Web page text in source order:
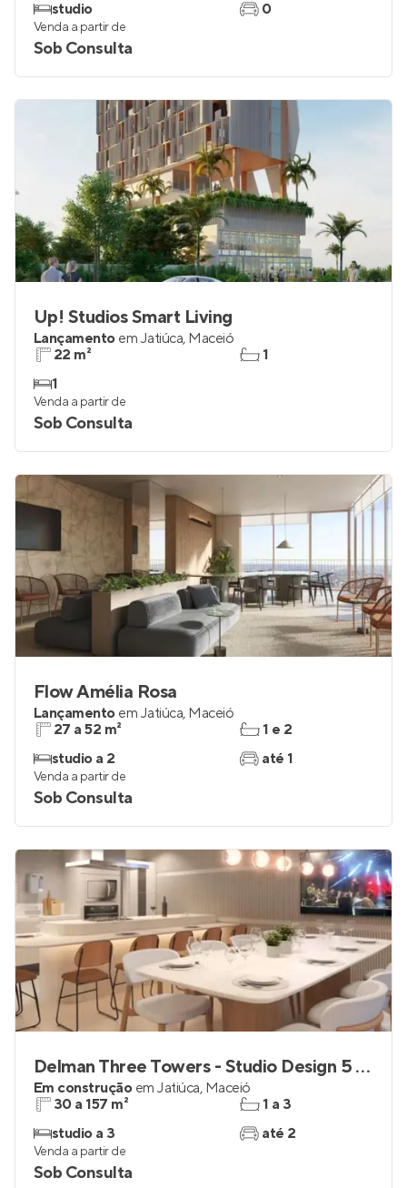
studio 0
Venda a partir de
Sob Consulta
Up! Studios Smart Living
Lançamento em Jatiúca, Maceió
22 m²
1
1
Venda a partir de
Sob Consulta
Flow Amélia Rosa
Lançamento em Jatiúca, Maceió
27 a 52 m²
studio a 2
1 e 2
até 1
Venda a partir de
Sob Consulta
Delman Three Towers - Studio Design 5 Tower
Em construção em Jatiúca, Maceió
30 a 157 m²
studio a 3
1 a 3
até 2
Venda a partir de
Sob Consulta